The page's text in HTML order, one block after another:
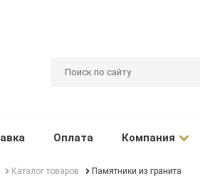
Оплата Компания
Каталог товаров Памятники из гранита